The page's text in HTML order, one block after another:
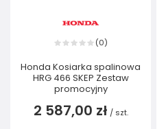
(0)
Honda Kosiarka spalinowa
HRG 466 SKEP Zestaw
promocyjny
2 587,00 zł / szt.